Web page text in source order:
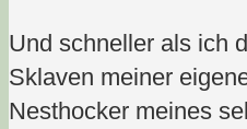
Und schneller als ich
Sklaven meiner
Nesthocker meines